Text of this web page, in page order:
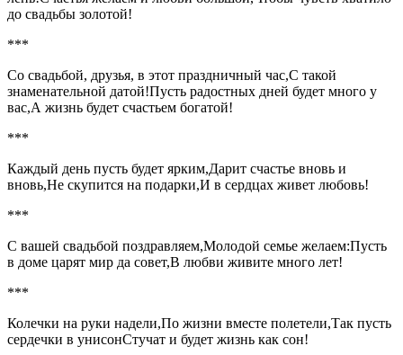
до свадьбы золотой!
***
Со свадьбой, друзья, в этот праздничный час,С такой
знаменательной датой!Пусть радостных дней будет много у
вас,А жизнь будет счастьем богатой!
***
Каждый день пусть будет ярким,Дарит счастье вновь и
вновь,Не скупится на подарки,И в сердцах живет любовь!
***
С вашей свадьбой поздравляем,Молодой семье желаем:Пусть
в доме царят мир да совет,В любви живите много лет!
***
Колечки на руки надели,По жизни вместе полетели,Так пусть
сердечки в унисонСтучат и будет жизнь как сон!